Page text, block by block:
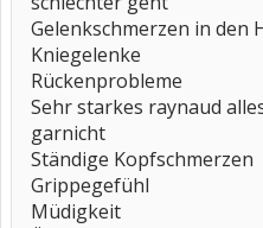
Gelenkschmerzen in den
Kniegelenke
Rückenprobleme
Sehr starkes raynaud
garnicht
Ständige Kopfschmerzen
Grippegefühl
Müdigkeit